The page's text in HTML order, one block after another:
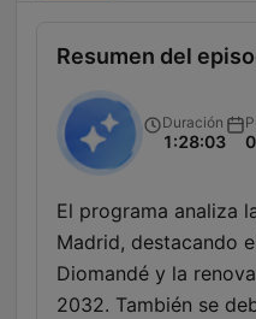
Resumen del
Duración
1:28:03
El programa analiza
Madrid, destacando
Diomandé y la
2032. También se